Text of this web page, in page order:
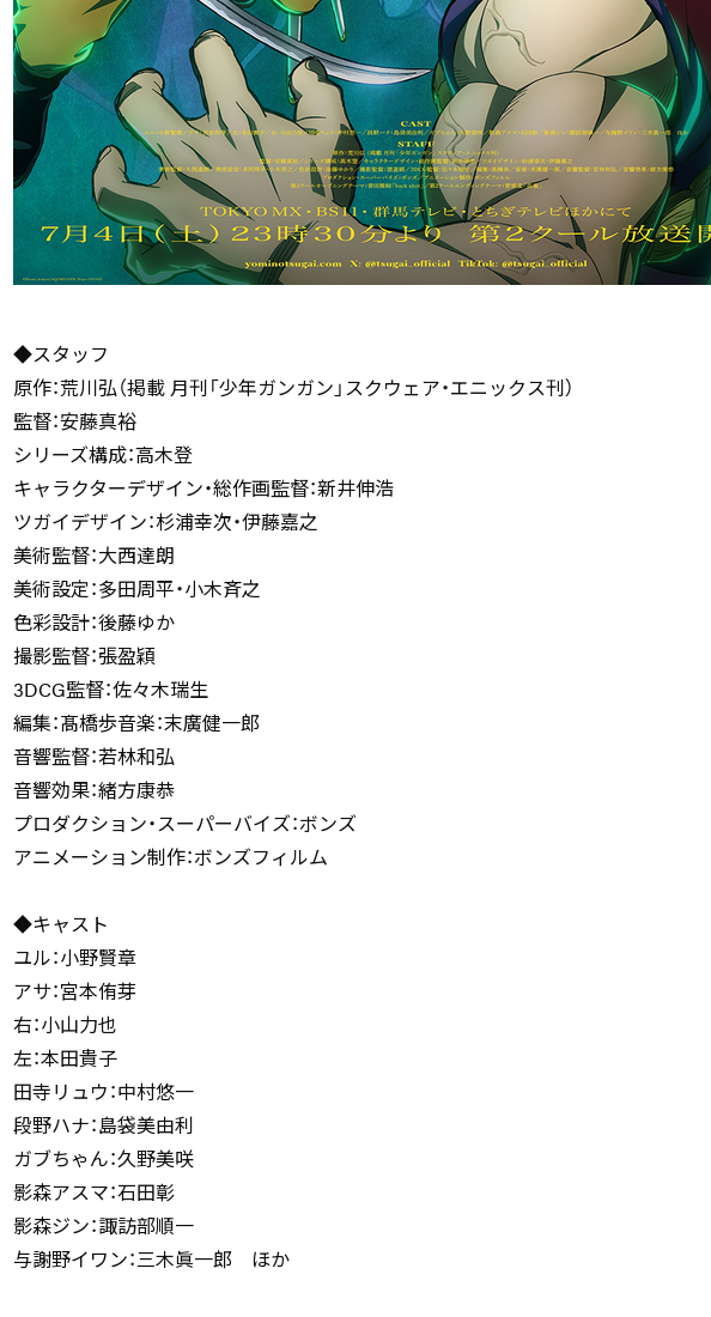
◆スタッフ
原作：荒川弘（掲載 月刊「少年ガンガン」スクウェア・エニックス刊）
監督：安藤真裕
シリーズ構成：高木登
キャラクターデザイン・総作画監督：新井伸浩
ツガイデザイン：杉浦幸次・伊藤嘉之
美術監督：大西達朗
美術設定：多田周平・小木斉之
色彩設計：後藤ゆか
撮影監督：張盈穎
3DCG監督：佐々木瑞生
編集：髙橋歩音楽：末廣健一郎
音響監督：若林和弘
音響効果：緒方康恭
プロダクション・スーパーバイズ：ボンズ
アニメーション制作：ボンズフィルム
◆キャスト
ユル：小野賢章
アサ：宮本侑芽
右：小山力也
左：本田貴子
田寺リュウ：中村悠一
段野ハナ：島袋美由利
ガブちゃん：久野美咲
影森アスマ：石田彰
影森ジン：諏訪部順一
与謝野イワン：三木眞一郎 ほか